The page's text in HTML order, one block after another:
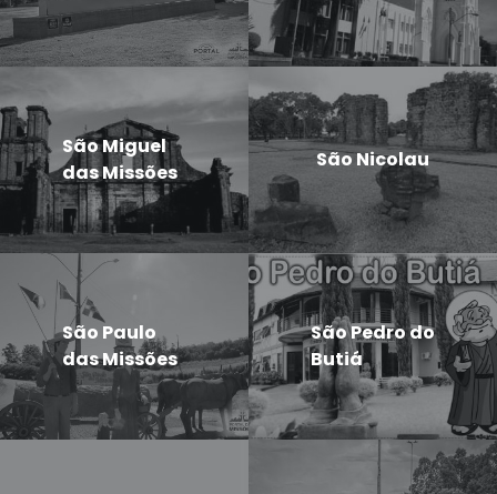
São Miguel
das Missões
São Nicolau
São Paulo
das Missões
São Pedro do
Butiá